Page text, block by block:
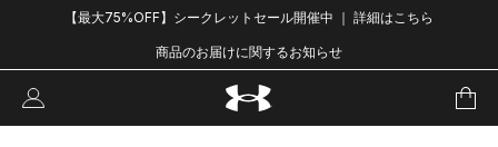
【最大75%OFF】シークレットセール開催中 ｜ 詳細はこちら
商品のお届けに関するお知らせ